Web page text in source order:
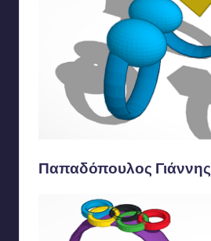
Παπαδόπουλος Γιάννης